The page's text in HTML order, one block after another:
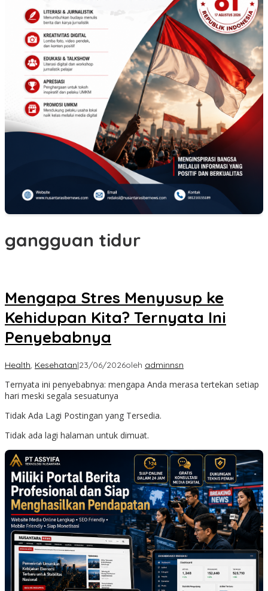
gangguan tidur
Mengapa Stres Menyusup ke
Kehidupan Kita? Ternyata Ini
Penyebabnya
Health, Kesehatan|23/06/2026oleh adminnsn
Ternyata ini penyebabnya: mengapa Anda merasa tertekan setiap
hari meski segala sesuatunya
Tidak Ada Lagi Postingan yang Tersedia.
Tidak ada lagi halaman untuk dimuat.